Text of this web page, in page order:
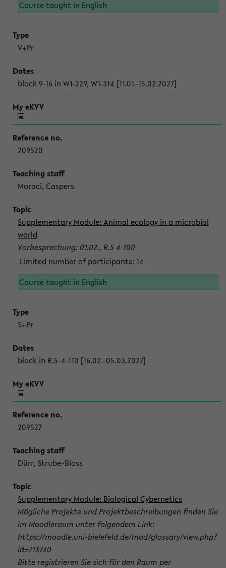
Course taught in English
V+Pr
block 9-16 in W1-229, W1-314 [11.01.-15.02.2027]
209520
Maraci, Caspers
Supplementary Module: Animal ecology in a microbial
world
Vorbesprechung: 01.02., R.5 4-100
Limited number of participants: 14
Course taught in English
S+Pr
block in R.5-4-110 [16.02.-05.03.2027]
209527
Dürr, Strube-Bloss
Supplementary Module: Biological Cybernetics
Mögliche Projekte und Projektbeschreibungen finden Sie
im Moodleraum unter folgendem Link:
https://moodle.uni-bielefeld.de/mod/glossary/view.php?
id=713740
Bitte registrieren Sie sich für den Raum per